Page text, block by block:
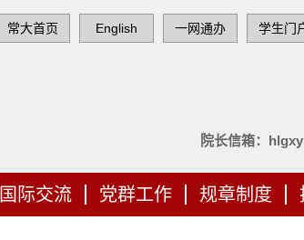
常大首页 English 一网通办 学生门
院长信箱：
国际交流 党群工作 规章制度